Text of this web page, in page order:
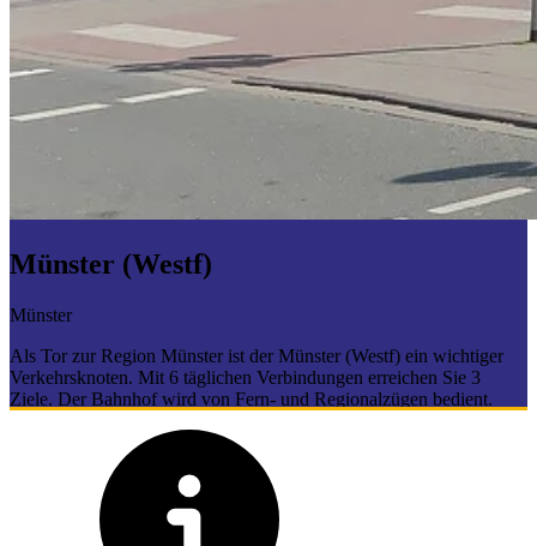
Münster (Westf)
Münster
Als Tor zur Region Münster ist der Münster (Westf) ein wichtiger
Verkehrsknoten. Mit 6 täglichen Verbindungen erreichen Sie 3
Ziele. Der Bahnhof wird von Fern- und Regionalzügen bedient.